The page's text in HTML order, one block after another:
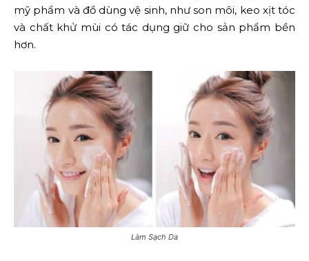
mỹ phẩm và đồ dùng vệ sinh, như son môi, keo xịt tóc
và chất khử mùi có tác dụng giữ cho sản phẩm bền
hơn.
Làm Sạch Da